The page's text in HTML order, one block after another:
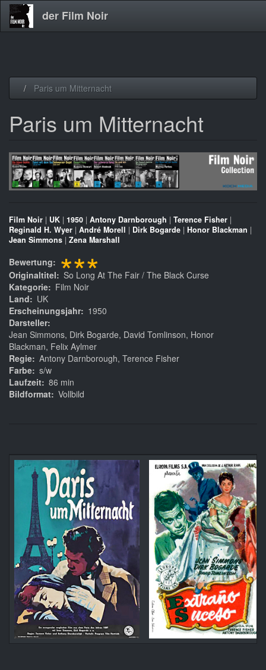
der Film Noir
Paris um Mitternacht
Paris um Mitternacht
Film Noir | UK | 1950 | Antony Darnborough | Terence Fisher |
Reginald H. Wyer | André Morell | Dirk Bogarde | Honor Blackman |
Jean Simmons | Zena Marshall
Bewertung ***
Originaltitel
So Long At The Fair / The Black Curse
Kategorie
Film Noir
Land
UK
Erscheinungsjahr
1950
Darsteller
Jean Simmons, Dirk Bogarde, David Tomlinson, Honor
Blackman, Felix Aylmer
Regie Antony Darnborough, Terence Fisher
Farbe s/w
Laufzeit 86 min
Bildformat Vollbild